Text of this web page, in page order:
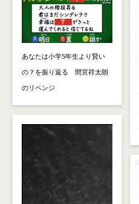
あなたは小学5年生より賢い
の？を振り返る 間宮祥太朗
のリベンジ